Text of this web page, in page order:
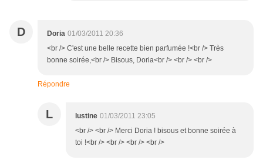
D Doria 01/03/2011 20:36
<br /> C'est une belle recette bien parfumée !<br /> Très
bonne soirée,<br /> Bisous, Doria<br /> <br /> <br />
Répondre
L lustine 01/03/2011 23:05
<br /> <br /> Merci Doria ! bisous et bonne soirée à
toi !<br /> <br /> <br /> <br />